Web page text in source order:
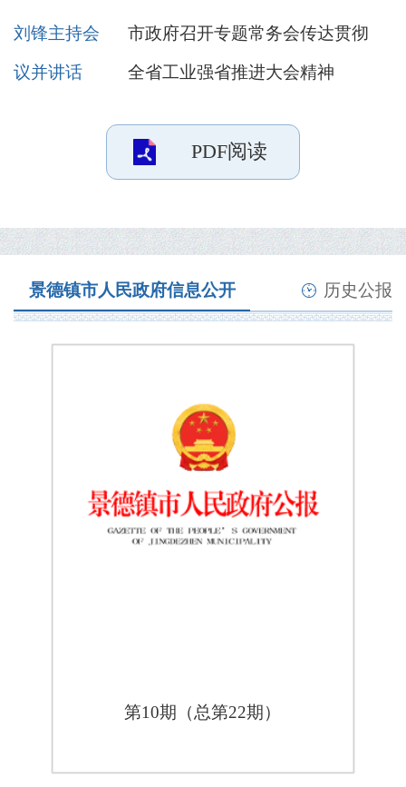
刘锋主持会
议并讲话
市政府召开专题常务会传达贯彻
全省工业强省推进大会精神
PDF阅读
景德镇市人民政府信息公开 历史公报
第10期（总第22期）